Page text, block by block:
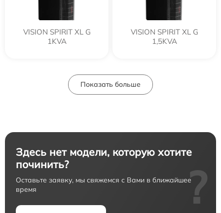
VISION SPIRIT XL G
1KVA
VISION SPIRIT XL G
1,5KVA
Показать больше
Здесь нет модели, которую хотите
починить?
Оставьте заявку, мы свяжемся с Вами в ближайшее
время
?